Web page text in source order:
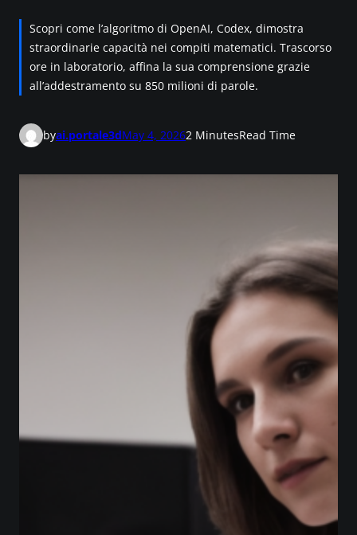
Scopri come l’algoritmo di OpenAI, Codex, dimostra
straordinarie capacità nei compiti matematici. Trascorso
ore in laboratorio, affina la sua comprensione grazie
all’addestramento su 850 milioni di parole.
byai.portale3dMay 4, 20262 MinutesRead Time